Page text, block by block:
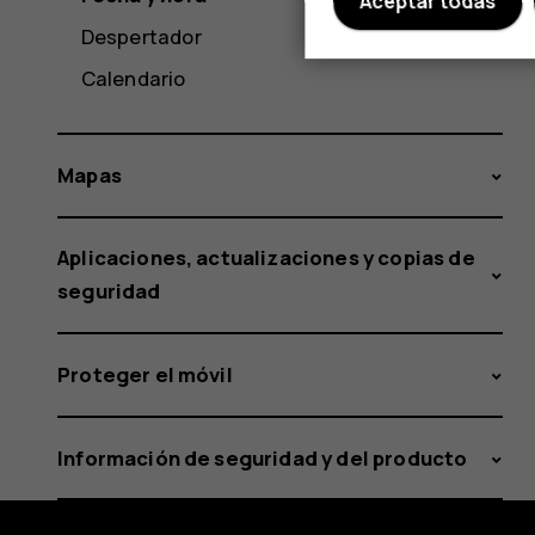
Despertador
Calendario
Mapas
Aplicaciones, actualizaciones y copias de
seguridad
Proteger el móvil
Información de seguridad y del producto